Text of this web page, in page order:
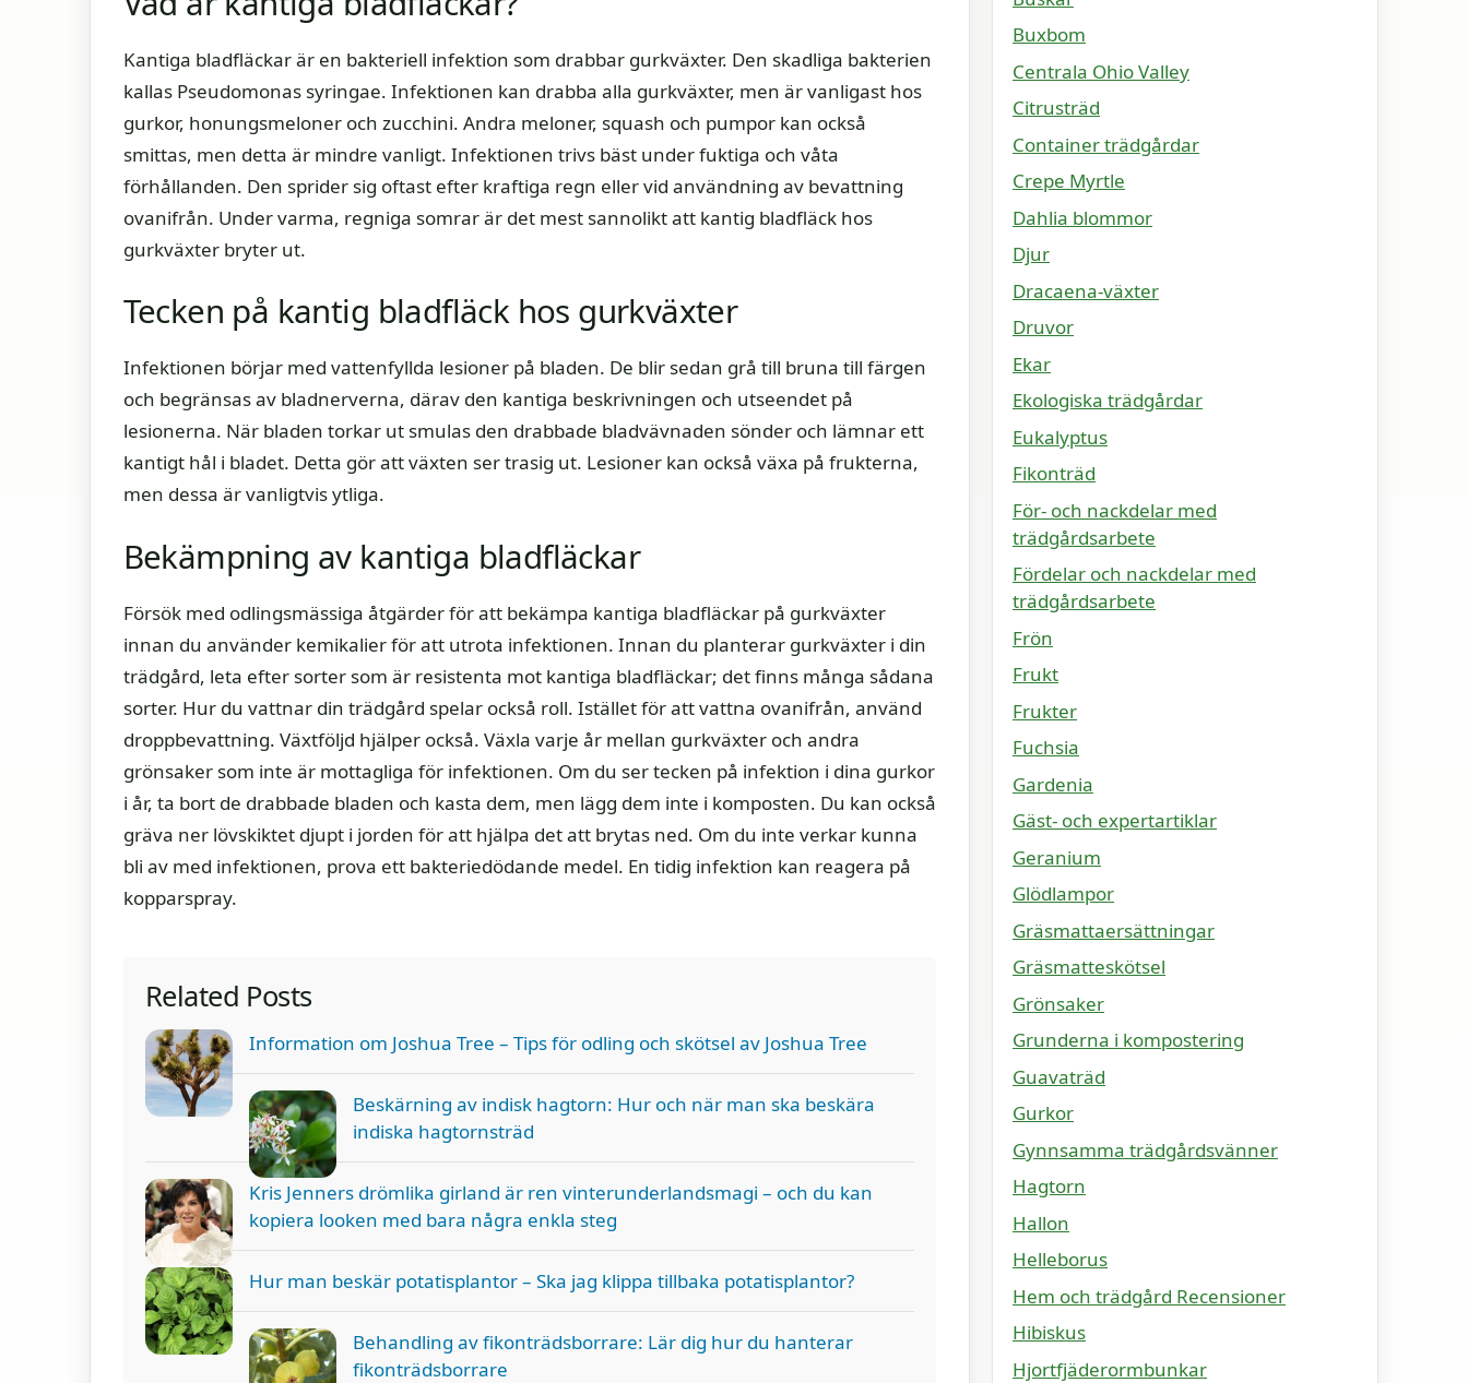
Kantiga bladfläckar är en bakteriell infektion som drabbar gurkväxter. Den skadliga bakterien
kallas Pseudomonas syringae. Infektionen kan drabba alla gurkväxter, men är vanligast hos
gurkor, honungsmeloner och zucchini. Andra meloner, squash och pumpor kan också
smittas, men detta är mindre vanligt. Infektionen trivs bäst under fuktiga och våta
förhållanden. Den sprider sig oftast efter kraftiga regn eller vid användning av bevattning
ovanifrån. Under varma, regniga somrar är det mest sannolikt att kantig bladfläck hos
gurkväxter bryter ut.
Tecken på kantig bladfläck hos gurkväxter
Infektionen börjar med vattenfyllda lesioner på bladen. De blir sedan grå till bruna till färgen
och begränsas av bladnerverna, därav den kantiga beskrivningen och utseendet på
lesionerna. När bladen torkar ut smulas den drabbade bladvävnaden sönder och lämnar ett
kantigt hål i bladet. Detta gör att växten ser trasig ut. Lesioner kan också växa på frukterna,
men dessa är vanligtvis ytliga.
Bekämpning av kantiga bladfläckar
Försök med odlingsmässiga åtgärder för att bekämpa kantiga bladfläckar på gurkväxter
innan du använder kemikalier för att utrota infektionen. Innan du planterar gurkväxter i din
trädgård, leta efter sorter som är resistenta mot kantiga bladfläckar; det finns många sådana
sorter. Hur du vattnar din trädgård spelar också roll. Istället för att vattna ovanifrån, använd
droppbevattning. Växtföljd hjälper också. Växla varje år mellan gurkväxter och andra
grönsaker som inte är mottagliga för infektionen. Om du ser tecken på infektion i dina gurkor
i år, ta bort de drabbade bladen och kasta dem, men lägg dem inte i komposten. Du kan också
gräva ner lövskiktet djupt i jorden för att hjälpa det att brytas ned. Om du inte verkar kunna
bli av med infektionen, prova ett bakteriedödande medel. En tidig infektion kan reagera på
kopparspray.
Related Posts
Information om Joshua Tree – Tips för odling och skötsel av Joshua Tree
Beskärning av indisk hagtorn: Hur och när man ska beskära
indiska hagtornsträd
Kris Jenners drömlika girland är ren vinterunderlandsmagi – och du kan
kopiera looken med bara några enkla steg
Hur man beskär potatisplantor – Ska jag klippa tillbaka potatisplantor?
Behandling av fikonträdsborrare: Lär dig hur du hanterar
fikonträdsborrare
Buxbom
Centrala Ohio Valley
Citrusträd
Container trädgårdar
Crepe Myrtle
Dahlia blommor
Djur
Dracaena-växter
Druvor
Ekar
Ekologiska trädgårdar
Eukalyptus
Fikonträd
För- och nackdelar med
trädgårdsarbete
Fördelar och nackdelar med
trädgårdsarbete
Frön
Frukt
Frukter
Fuchsia
Gardenia
Gäst- och expertartiklar
Geranium
Glödlampor
Gräsmattaersättningar
Gräsmatteskötsel
Grönsaker
Grunderna i kompostering
Guavaträd
Gurkor
Gynnsamma trädgårdsvänner
Hagtorn
Hallon
Helleborus
Hem och trädgård Recensioner
Hibiskus
Hjortfjäderormbunkar